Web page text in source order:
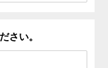
さい。